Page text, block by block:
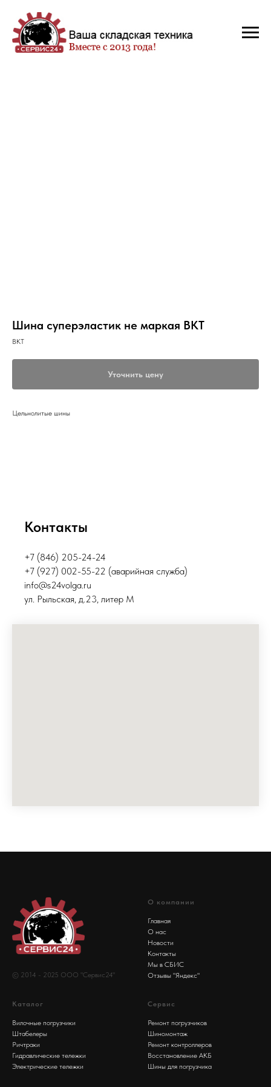
Шина суперэластик не маркая BKT
BKT
Уточнить цену
Цельнолитые шины
Контакты
+7 (846) 205-24-24
+7 (927) 002-55-22 (аварийная служба)
info@s24volga.ru
ул. Рыльская, д.23, литер М
© 2014 - 2025 ООО "Сервис24"
О компании
Главная
О нас
Новости
Контакты
Мы в СБИС
Отзывы "Яндекс"
Каталог
Вилочные погрузчики
Штабелеры
Ричтраки
Гидравлические тележки
Электрические тележки
Сервис
Ремонт погрузчиков
Шиномонтаж
Ремонт контроллеров
Восстановление АКБ
Шины для погрузчика